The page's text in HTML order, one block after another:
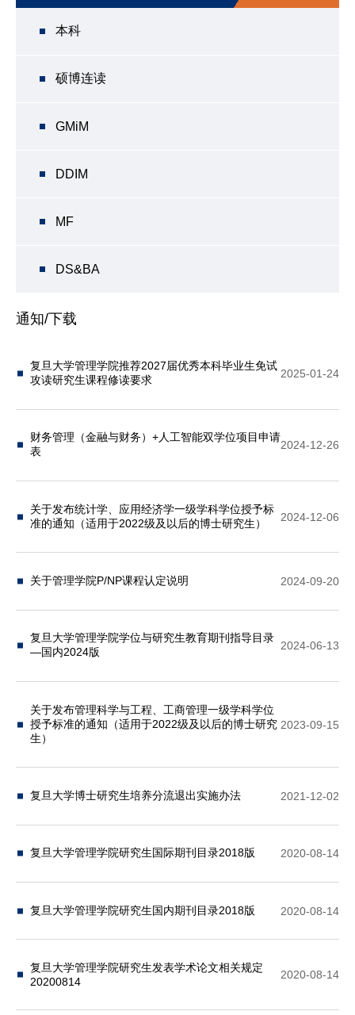
本科
硕博连读
GMiM
DDIM
MF
DS&BA
通知/下载
复旦大学管理学院推荐2027届优秀本科毕业生免试
攻读研究生课程修读要求
2025-01-24
财务管理（金融与财务）+人工智能双学位项目申请
表
2024-12-26
关于发布统计学、应用经济学一级学科学位授予标
准的通知（适用于2022级及以后的博士研究生）
2024-12-06
关于管理学院P/NP课程认定说明 2024-09-20
复旦大学管理学院学位与研究生教育期刊指导目录
—国内2024版
2024-06-13
关于发布管理科学与工程、工商管理一级学科学位
授予标准的通知（适用于2022级及以后的博士研究
生）
2023-09-15
复旦大学博士研究生培养分流退出实施办法 2021-12-02
复旦大学管理学院研究生国际期刊目录2018版 2020-08-14
复旦大学管理学院研究生国内期刊目录2018版 2020-08-14
复旦大学管理学院研究生发表学术论文相关规定
20200814
2020-08-14